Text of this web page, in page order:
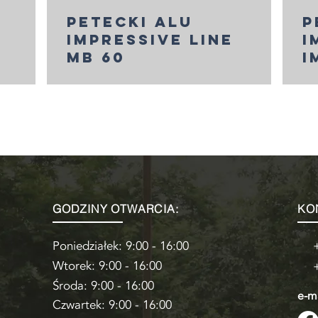
petecki alu
impressive line
mb 60
GODZINY OTWARCIA:
Poniedziałek: 9:00 - 16:00
Wtorek: 9:00 - 16:00
Środa: 9:00 - 16:00
Czwartek: 9:00 - 16:00
e-